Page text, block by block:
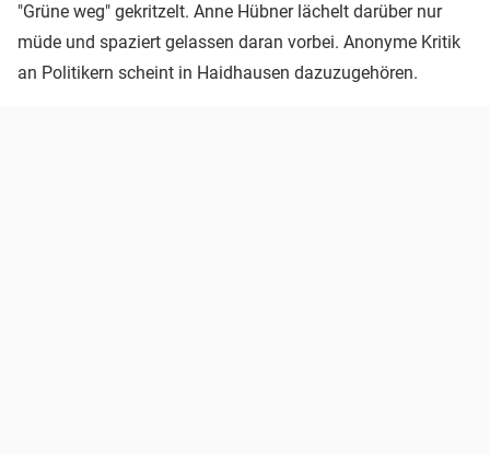
"Grüne weg" gekritzelt. Anne Hübner lächelt darüber nur
müde und spaziert gelassen daran vorbei. Anonyme Kritik
an Politikern scheint in Haidhausen dazuzugehören.